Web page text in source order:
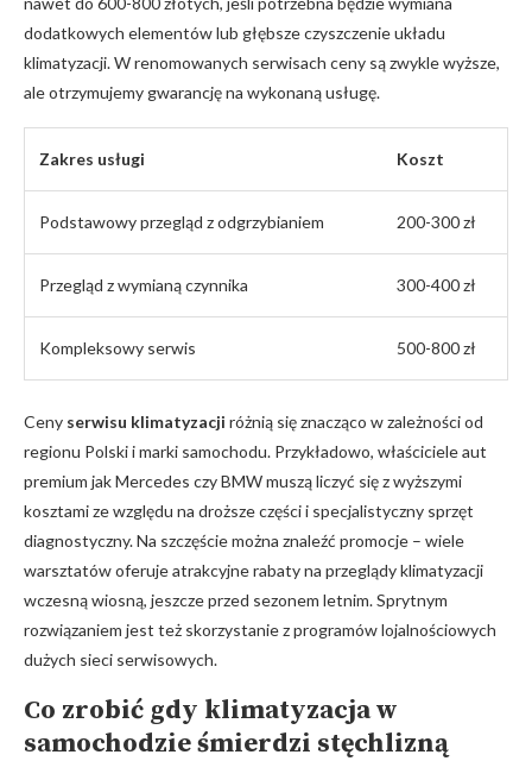
dodatkowych elementów lub głębsze czyszczenie układu​
klimatyzacji. W renomowanych serwisach ceny są zwykle ⁤wyższe,
ale otrzymujemy gwarancję na wykonaną usługę.
Zakres usługi Koszt
Podstawowy przegląd ‍z odgrzybianiem 200-300 zł
Przegląd z wymianą czynnika 300-400 zł
Kompleksowy serwis 500-800 zł
Ceny serwisu klimatyzacji różnią się znacząco w zależności od
regionu Polski i marki samochodu. Przykładowo, właściciele aut
premium jak Mercedes czy BMW​ muszą liczyć​ się z wyższymi
kosztami ze względu na droższe części i specjalistyczny sprzęt
diagnostyczny.⁣ Na szczęście‌ można znaleźć promocje – wiele
‍warsztatów oferuje atrakcyjne rabaty na przeglądy klimatyzacji
wczesną wiosną, jeszcze przed sezonem letnim. Sprytnym​
rozwiązaniem jest też skorzystanie z programów lojalnościowych
dużych sieci serwisowych.
Co‍ zrobić gdy klimatyzacja‌ w
⁤samochodzie śmierdzi stęchlizną